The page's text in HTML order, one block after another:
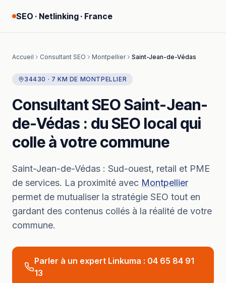
SEO · Netlinking · France
Accueil Consultant SEO Montpellier Saint-Jean-de-Védas
34430 · 7 KM DE MONTPELLIER
Consultant SEOSaint-Jean-
de-Védas : du SEO local qui
colle à votre commune
Saint-Jean-de-Védas : Sud-ouest, retail et PME
de services. La proximité avec Montpellier
permet de mutualiser la stratégie SEO tout en
gardant des contenus collés à la réalité de votre
commune.
Parler à un expert Linkuma : 04 65 84 91
13